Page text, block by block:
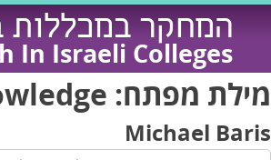
Skip
content
המחקר במכללות
In Israeli Colleges
מילת מפתח:
Michael Baris